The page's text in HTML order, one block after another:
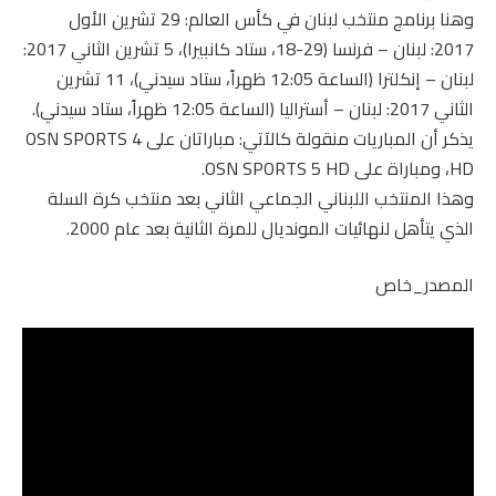
وهنا برنامج منتخب لبنان في كأس العالم: 29 تشرين الأول
2017: لبنان – فرنسا (29-18، ستاد كانبيرا)، 5 تشرين الثاني 2017:
لبنان – إنكلترا (الساعة 12:05 ظهراً، ستاد سيدني)، 11 تشرين
الثاني 2017: لبنان – أستراليا (الساعة 12:05 ظهراً، ستاد سيدني).
يذكر أن المباريات منقولة كالآتي: مباراتان على OSN SPORTS 4
HD، ومباراة على OSN SPORTS 5 HD.
وهذا المنتخب اللبناني الجماعي الثاني بعد منتخب كرة السلة
الذي يتأهل لنهائيات المونديال للمرة الثانية بعد عام 2000.
المصدر_خاص